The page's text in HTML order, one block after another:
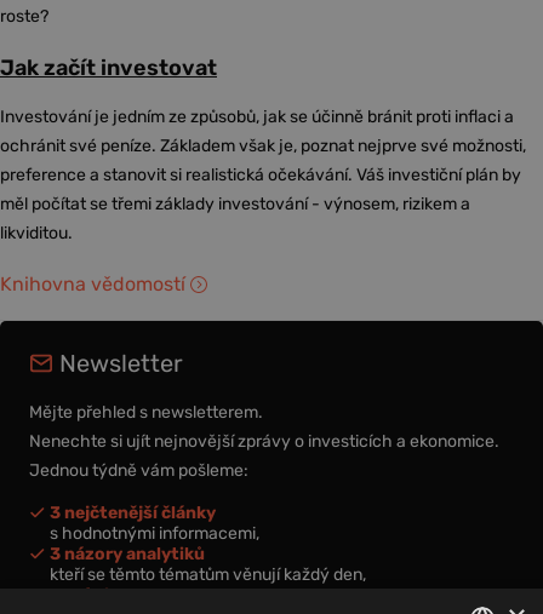
roste?
Jak začít investovat
Investování je jedním ze způsobů, jak se účinně bránit proti inflaci a
ochránit své peníze. Základem však je, poznat nejprve své možnosti,
preference a stanovit si realistická očekávání. Váš investiční plán by
měl počítat se třemi základy investování - výnosem, rizikem a
likviditou.
Knihovna vědomostí
Newsletter
Mějte přehled s newsletterem.
Nenechte si ujít nejnovější zprávy o investicích a ekonomice.
Jednou týdně vám pošleme:
3 nejčtenější články
s hodnotnými informacemi,
3 názory analytiků
kteří se těmto tématům věnují každý den,
nová videa a podcasty